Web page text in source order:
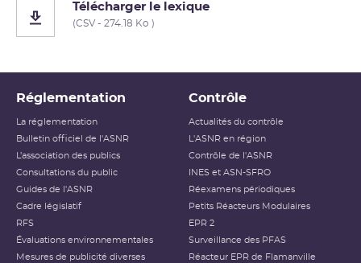
Télécharger le lexique
(CSV - 274.18 Ko )
Réglementation
La réglementation
Bulletin officiel de l'ASNR
L’association des publics
Consultations du public
Guides de l'ASNR
Cadre législatif
RFS
Évaluations environnementales
Mesures de publicité diverses
Contrôle
Actualités du contrôle
L'ASNR en région
Contrôle de l'ASNR
INES et ASN-SFRO
Réexamens périodiques
Petits Réacteurs Modulaires
EPR 2
Surveillance des PFAS
Réacteur EPR de Flamanville